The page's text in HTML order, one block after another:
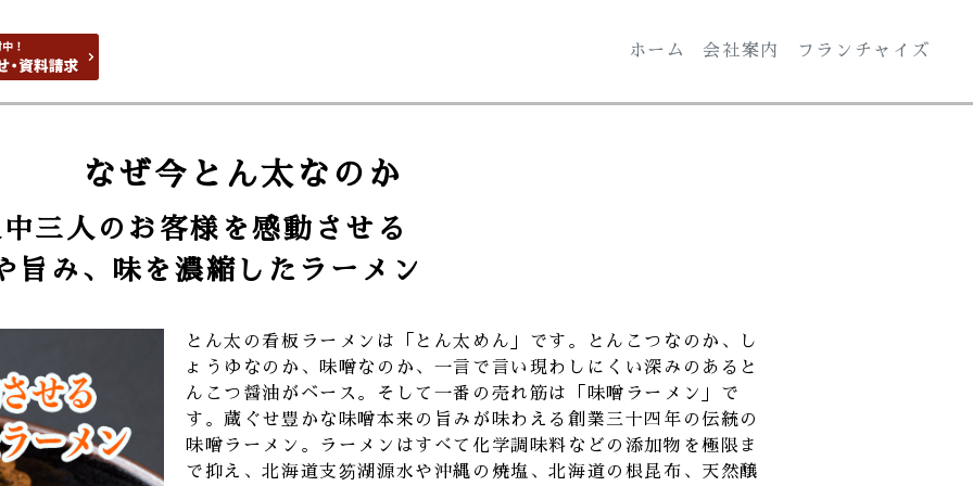
ホーム 会社案内 フランチャイズ
なぜ今とん太なのか
三人のお客様を感動させる
旨み、味を濃縮したラーメン
とん太の看板ラーメンは「とん太めん」です。とんこつなのか、し
ょうゆなのか、味噌なのか、一言で言い現わしにくい深みのあると
んこつ醤油がベース。そして一番の売れ筋は「味噌ラーメン」で
す。蔵ぐせ豊かな味噌本来の旨みが味わえる創業三十四年の伝統の
味噌ラーメン。ラーメンはすべて化学調味料などの添加物を極限ま
で抑え、北海道支笏湖源水や沖縄の焼塩、北海道の根昆布、天然醸